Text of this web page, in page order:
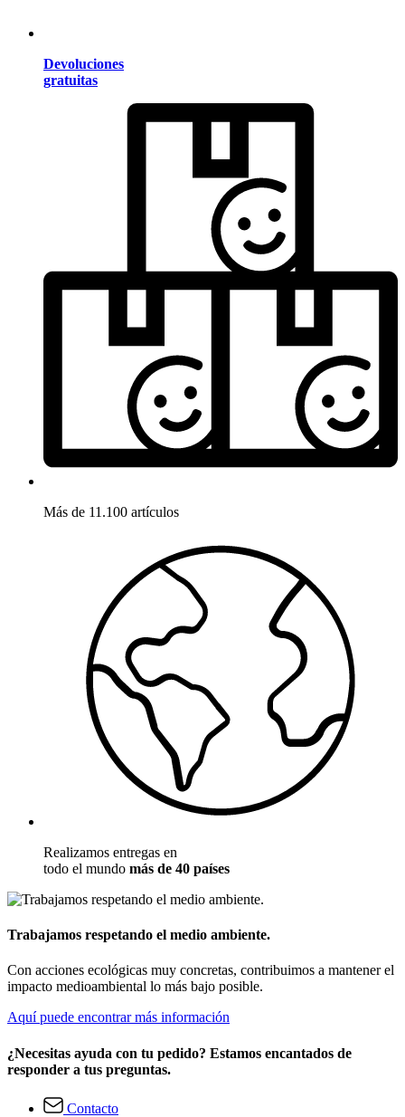
Devoluciones
gratuitas
Más de 11.100 artículos
Realizamos entregas en
todo el mundo más de 40 países
Trabajamos respetando el medio ambiente.
Con acciones ecológicas muy concretas, contribuimos a mantener el
impacto medioambiental lo más bajo posible.
Aquí puede encontrar más información
¿Necesitas ayuda con tu pedido? Estamos encantados de
responder a tus preguntas.
Contacto